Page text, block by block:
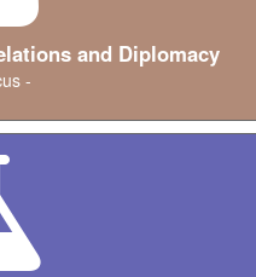
and Diplomacy
-